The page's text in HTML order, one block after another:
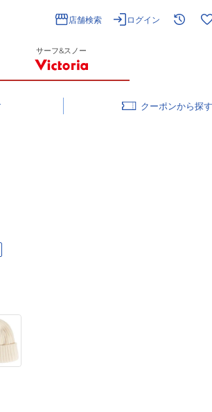
店舗検索 ログイン
サーフ&スノー
クーポン